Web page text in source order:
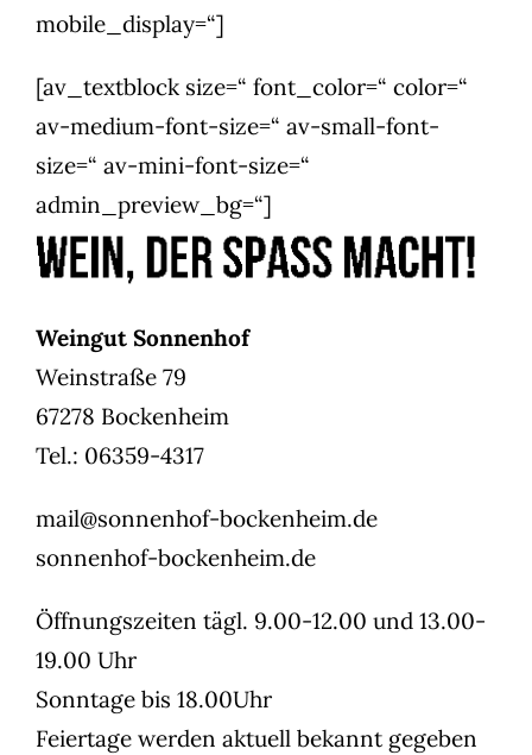
mobile_display=“]
[av_textblock size=“ font_color=“ color=“
av-medium-font-size=“ av-small-font-
size=“ av-mini-font-size=“
admin_preview_bg=“]
Weingut Sonnenhof
Weinstraße 79
67278 Bockenheim
Tel.: 06359-4317
mail@sonnenhof-bockenheim.de
sonnenhof-bockenheim.de
Öffnungszeiten tägl. 9.00-12.00 und 13.00-
19.00 Uhr
Sonntage bis 18.00Uhr
Feiertage werden aktuell bekannt gegeben